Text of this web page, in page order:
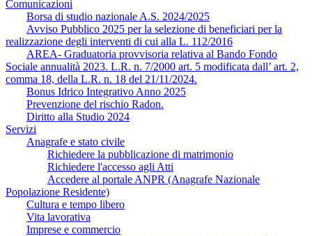
Comunicazioni
Borsa di studio nazionale A.S. 2024/2025
Avviso Pubblico 2025 per la selezione di beneficiari per la
realizzazione degli interventi di cui alla L. 112/2016
AREA- Graduatoria provvisoria relativa al Bando Fondo
Sociale annualità 2023. L.R. n. 7/2000 art. 5 modificata dall’ art. 2,
comma 18, della L.R. n. 18 del 21/11/2024.
Bonus Idrico Integrativo Anno 2025
Prevenzione del rischio Radon.
Diritto alla Studio 2024
Servizi
Anagrafe e stato civile
Richiedere la pubblicazione di matrimonio
Richiedere l'accesso agli Atti
Accedere al portale ANPR (Anagrafe Nazionale
Popolazione Residente)
Cultura e tempo libero
Vita lavorativa
Imprese e commercio